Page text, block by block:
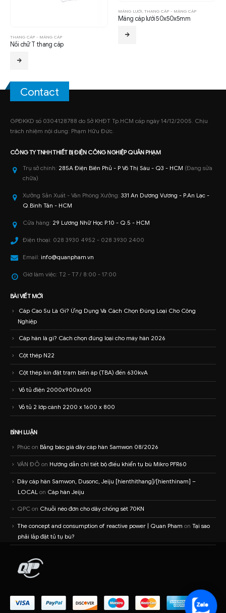
THANG CÁP - MÁNG CÁP
Nối chữ T thang cáp
MÁNG LƯỚI, THANG CÁP - MÁNG CÁP
Máng cáp lưới 50x50x5mm
Contact
GPĐKKD số 0304128788 do Sở KHĐT Tp.HCM cấp ngày 14/12/2005. Chịu
trách nhiệm nội dung: Phạm Hữu Đức.
CÔNG TY TNHHTHIẾT BỊ ĐIỆN CÔNG NGHIỆPQUÂN PHẠM
Trụ sở chính: 285A Điện Biên Phủ - P Võ Thị Sáu - Q3 - HCM (Đang sửa
chữa)
Xưởng Sản Xuất - Văn Phòng Xưởng: 331 An Dương Vương - P.An Lạc -
Q.Bình Tân - HCM
Cửa hàng: 29 Lương Nhữ Học P.10 - Q.5 - HCM
Điện thoại: 028 3930 4952 - 028 3930 2400
Email: info@quanpham.vn
Giờ làm việc: T2 - T7 / 8:00 - 17:00
BÀI VIẾT MỚI
Cáp Cao Su Là Gì? Ứng Dụng Và Cách Chọn Đúng Loại Cho Công
Nghiệp
Cáp hàn là gì? Cách chọn đúng loại cho máy hàn 2026
Cột thép N22
Cột thép kín đặt trạm biến áp (TBA) đến 630kvA
Vỏ tủ điện 2000x900x600
Vỏ tủ 2 lớp cánh 2200 x 1600 x 800
BÌNH LUẬN
Phúc on Bảng báo giá dây cáp hàn Samwon 08/2026
VĂN ĐỎ on Hướng dẫn chi tiết bộ điều khiển tụ bù Mikro PFR60
Dây cáp hàn Samwon, Dusonc, Jeiju [hienthithang]/[hienthinam] –
LOCAL on Cáp hàn Jeiju
QPC on Chuỗi néo đơn cho dây chống sét 70KN
The concept and consumption of reactive power | Quan Pham on Tại sao
phải lắp đặt tủ tụ bù?